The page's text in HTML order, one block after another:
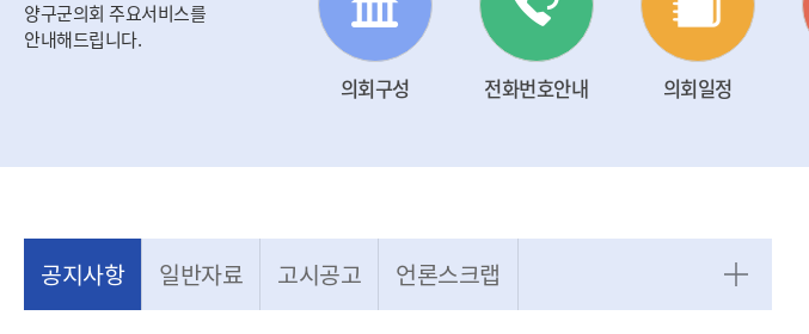
양구군의회 주요서비스를
안내해드립니다.
의회구성 전화번호안내 의회일정
공지사항 일반자료 고시공고 언론스크랩